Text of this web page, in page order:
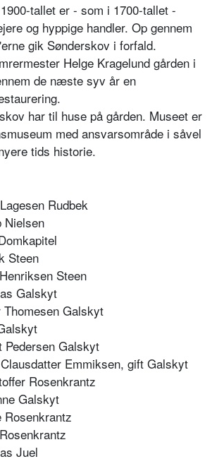
tallet er - som i 1700-tallet -
og hyppige handler. Op gennem
gik Sønderskov i forfald.
Helge Kragelund gården i
de næste syv år en
har til huse på gården. Museet er
med ansvarsområde i såvel
tids historie.
Rudbek
Nielsen
Steen
Steen
Galskyt
Thomesen Galskyt
Pedersen Galskyt
Emmiksen, gift Galskyt
Rosenkrantz
Galskyt
Rosenkrantz
Juel